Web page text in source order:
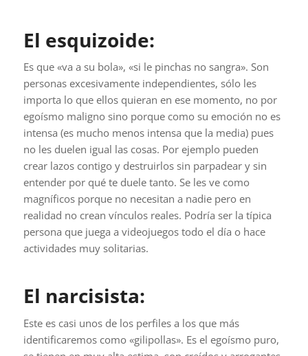
El esquizoide:
Es que «va a su bola», «si le pinchas no sangra». Son
personas excesivamente independientes, sólo les
importa lo que ellos quieran en ese momento, no por
egoísmo maligno sino porque como su emoción no es
intensa (es mucho menos intensa que la media) pues
no les duelen igual las cosas. Por ejemplo pueden
crear lazos contigo y destruirlos sin parpadear y sin
entender por qué te duele tanto. Se les ve como
magníficos porque no necesitan a nadie pero en
realidad no crean vínculos reales. Podría ser la típica
persona que juega a videojuegos todo el día o hace
actividades muy solitarias.
El narcisista:
Este es casi unos de los perfiles a los que más
identificaremos como «gilipollas». Es el egoísmo puro,